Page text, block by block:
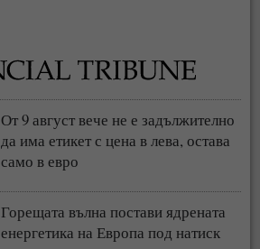
От 9 август вече не е задължително
да има етикет с цена в лева, остава
само в евро
Горещата вълна постави ядрената
енергетика на Европа под натиск